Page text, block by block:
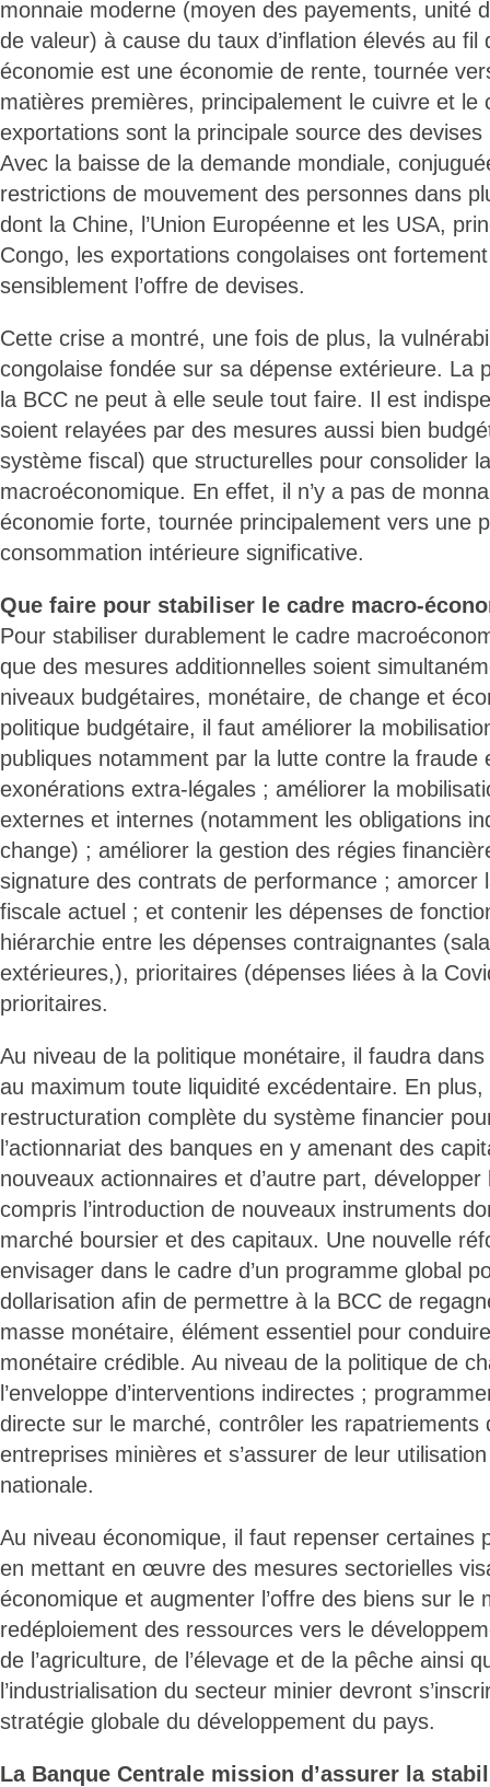
monnaie moderne (moyen des payements, unité
de valeur) à cause du taux d’inflation élevés au fil
économie est une économie de rente, tournée
matières premières, principalement le cuivre et le
exportations sont la principale source des
Avec la baisse de la demande mondiale,
restrictions de mouvement des personnes dans
dont la Chine, l’Union Européenne et les USA,
Congo, les exportations congolaises ont
sensiblement l’offre de devises.
Cette crise a montré, une fois de plus, la
congolaise fondée sur sa dépense extérieure. La
la BCC ne peut à elle seule tout faire. Il est
soient relayées par des mesures aussi bien
système fiscal) que structurelles pour consolider
macroéconomique. En effet, il n’y a pas de
économie forte, tournée principalement vers une
consommation intérieure significative.
Que faire pour stabiliser le cadre macro-
Pour stabiliser durablement le cadre
que des mesures additionnelles soient
niveaux budgétaires, monétaire, de change et
politique budgétaire, il faut améliorer la
publiques notamment par la lutte contre la fraude
exonérations extra-légales ; améliorer la
externes et internes (notamment les obligations
change) ; améliorer la gestion des régies
signature des contrats de performance ; amorcer
fiscale actuel ; et contenir les dépenses de
hiérarchie entre les dépenses contraignantes
extérieures,), prioritaires (dépenses liées à la
prioritaires.
Au niveau de la politique monétaire, il faudra dans
au maximum toute liquidité excédentaire. En
restructuration complète du système financier
l’actionnariat des banques en y amenant des
nouveaux actionnaires et d’autre part,
compris l’introduction de nouveaux instruments
marché boursier et des capitaux. Une nouvelle
envisager dans le cadre d’un programme global
dollarisation afin de permettre à la BCC de
masse monétaire, élément essentiel pour
monétaire crédible. Au niveau de la politique de
l’enveloppe d’interventions indirectes ;
directe sur le marché, contrôler les rapatriements
entreprises minières et s’assurer de leur
nationale.
Au niveau économique, il faut repenser certaines
en mettant en œuvre des mesures sectorielles
économique et augmenter l’offre des biens sur le
redéploiement des ressources vers le
de l’agriculture, de l’élevage et de la pêche ainsi
l’industrialisation du secteur minier devront
stratégie globale du développement du pays.
La Banque Centrale mission d’assurer la